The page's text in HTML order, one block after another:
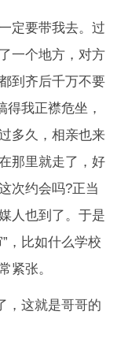
定要带我去。过
一个地方，对方
到齐后千万不要
得我正襟危坐，
多久，相亲也来
那里就走了，好
次约会吗?正当
人也到了。于是
，比如什么学校
紧张。
，这就是哥哥的